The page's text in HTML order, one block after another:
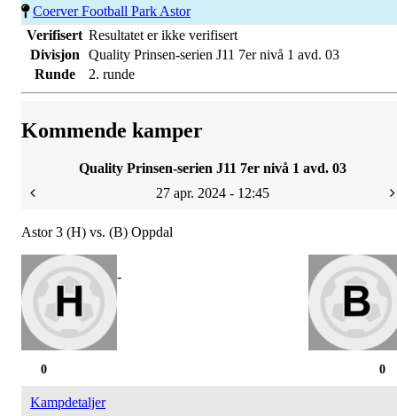
Coerver Football Park Astor
Verifisert Resultatet er ikke verifisert
Divisjon
Quality Prinsen-serien J11 7er nivå 1 avd. 03
Runde
2. runde
Kommende kamper
Quality Prinsen-serien J11 7er nivå 1 avd. 03
27 apr. 2024 - 12:45
Astor 3 (H) vs. (B) Oppdal
-
0
0
Kampdetaljer